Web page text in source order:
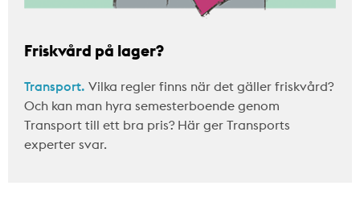
Friskvård på lager?
Transport. Vilka regler finns när det gäller friskvård?
Och kan man hyra semesterboende genom
Transport till ett bra pris? Här ger Transports
experter svar.